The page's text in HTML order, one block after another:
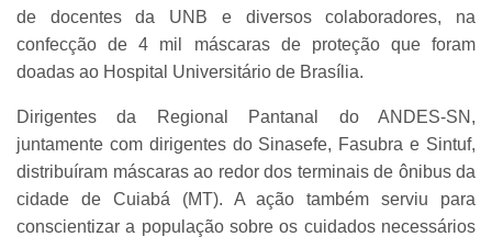
de docentes da UNB e diversos colaboradores, na
confecção de 4 mil máscaras de proteção que foram
doadas ao Hospital Universitário de Brasília.
Dirigentes da Regional Pantanal do ANDES-SN,
juntamente com dirigentes do Sinasefe, Fasubra e Sintuf,
distribuíram máscaras ao redor dos terminais de ônibus da
cidade de Cuiabá (MT). A ação também serviu para
conscientizar a população sobre os cuidados necessários